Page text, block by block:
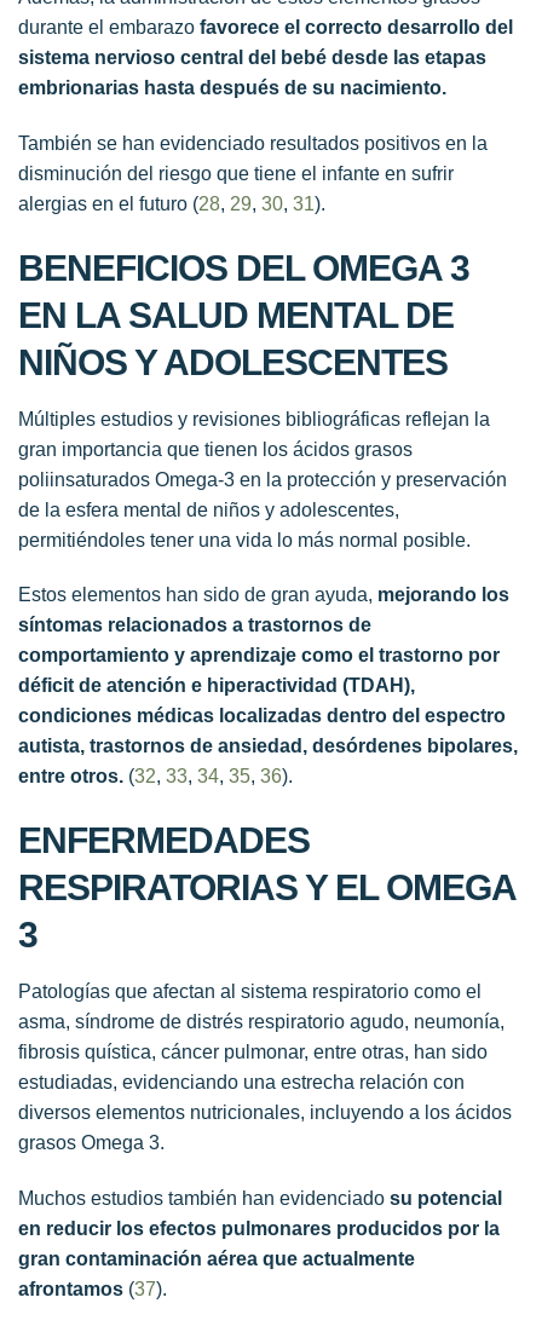
durante el embarazo favorece el correcto desarrollo del
sistema nervioso central del bebé desde las etapas
embrionarias hasta después de su nacimiento.
También se han evidenciado resultados positivos en la
disminución del riesgo que tiene el infante en sufrir
alergias en el futuro (28, 29, 30, 31).
BENEFICIOS DEL OMEGA 3
EN LA SALUD MENTAL DE
NIÑOS Y ADOLESCENTES
Múltiples estudios y revisiones bibliográficas reflejan la
gran importancia que tienen los ácidos grasos
poliinsaturados Omega-3 en la protección y preservación
de la esfera mental de niños y adolescentes,
permitiéndoles tener una vida lo más normal posible.
Estos elementos han sido de gran ayuda, mejorando los
síntomas relacionados a trastornos de
comportamiento y aprendizaje como el trastorno por
déficit de atención e hiperactividad (TDAH),
condiciones médicas localizadas dentro del espectro
autista, trastornos de ansiedad, desórdenes bipolares,
entre otros. (32, 33, 34, 35, 36).
ENFERMEDADES
RESPIRATORIAS Y EL OMEGA
3
Patologías que afectan al sistema respiratorio como el
asma, síndrome de distrés respiratorio agudo, neumonía,
fibrosis quística, cáncer pulmonar, entre otras, han sido
estudiadas, evidenciando una estrecha relación con
diversos elementos nutricionales, incluyendo a los ácidos
grasos Omega 3.
Muchos estudios también han evidenciado su potencial
en reducir los efectos pulmonares producidos por la
gran contaminación aérea que actualmente
afrontamos (37).